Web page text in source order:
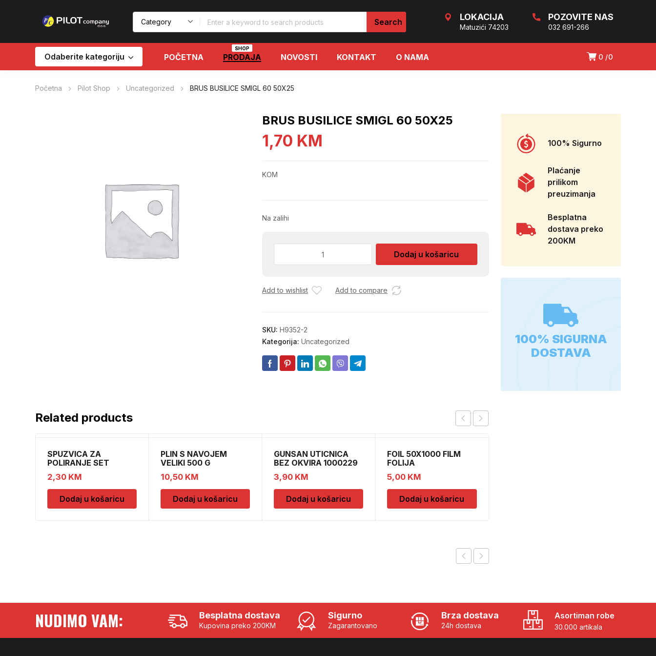
LOKACIJA
Matuzići 74203
POZOVITE NAS
032 691-266
0 0
Odaberite kategoriju POČETNA PRODAJA
SHOP
NOVOSTI KONTAKT O NAMA
Početna Pilot Shop Uncategorized BRUS BUSILICE SMIGL 60 50X25
BRUS BUSILICE SMIGL 60 50X25
1,70 KM
KOM
Na zalihi
50X25
Dodaj u košaricu
Add to wishlist Add to compare
SKU: H9352-2
Kategorija: Uncategorized
Related products
SPUZVICA ZA
POLIRANJE SET
2,30 KM
Dodaj u košaricu
PLIN S NAVOJEM
VELIKI 500 G
10,50 KM
Dodaj u košaricu
GUNSAN UTICNICA
BEZ OKVIRA 1000229
3,90 KM
Dodaj u košaricu
FOIL 50X1000 FILM
FOLIJA
5,00 KM
Dodaj u košaricu
100% Sigurno
Plaćanje
prilikom
preuzimanja
Besplatna
dostava preko
200KM
100% SIGURNA
DOSTAVA
NUDIMO VAM: Besplatna dostava
Kupovina preko 200KM
Sigurno
Zagarantovano
Brza dostava
24h dostava
Asortiman robe
30.000 artikala